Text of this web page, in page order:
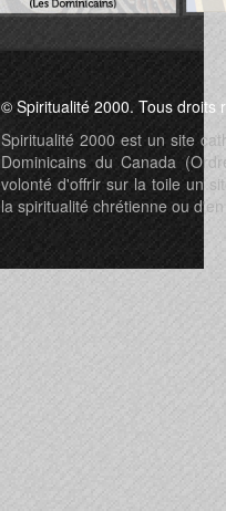
© Spiritualité 2000. Tous droits
Spiritualité 2000 est un site
Dominicains du Canada
volonté d'offrir sur la toile un
la spiritualité chrétienne ou